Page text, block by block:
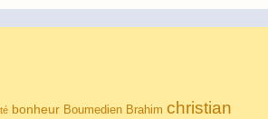
bonheur Boumedien Brahim christian